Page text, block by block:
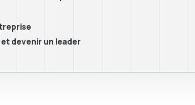
devenir un leader